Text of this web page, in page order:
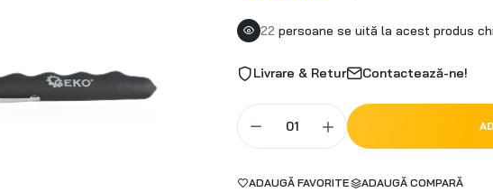
22 persoane se uită la acest produs
Livrare & Retur Contactează-ne!
ADAUGĂ FAVORITE ADAUGĂ COMPARĂ